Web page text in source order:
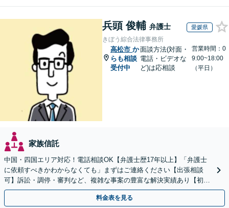
兵頭 俊輔 弁護士 愛媛県
きぼう綜合法律事務所
高松市 か
らも相談
受付中
面談方法(対面・
電話・ビデオな
ど)は応相談
営業時間：0
9:00~18:00
（平日）
家族信託
中国・四国エリア対応！電話相談OK【弁護士歴17年以上】「弁護士
に依頼すべきかわからなくても」まずはご連絡ください【出張相談
可】訴訟・調停・審判など、複雑な事案の豊富な解決実績あり【初回
相談無料】初回面談のみで解決できるケースもあります
料金表を見る